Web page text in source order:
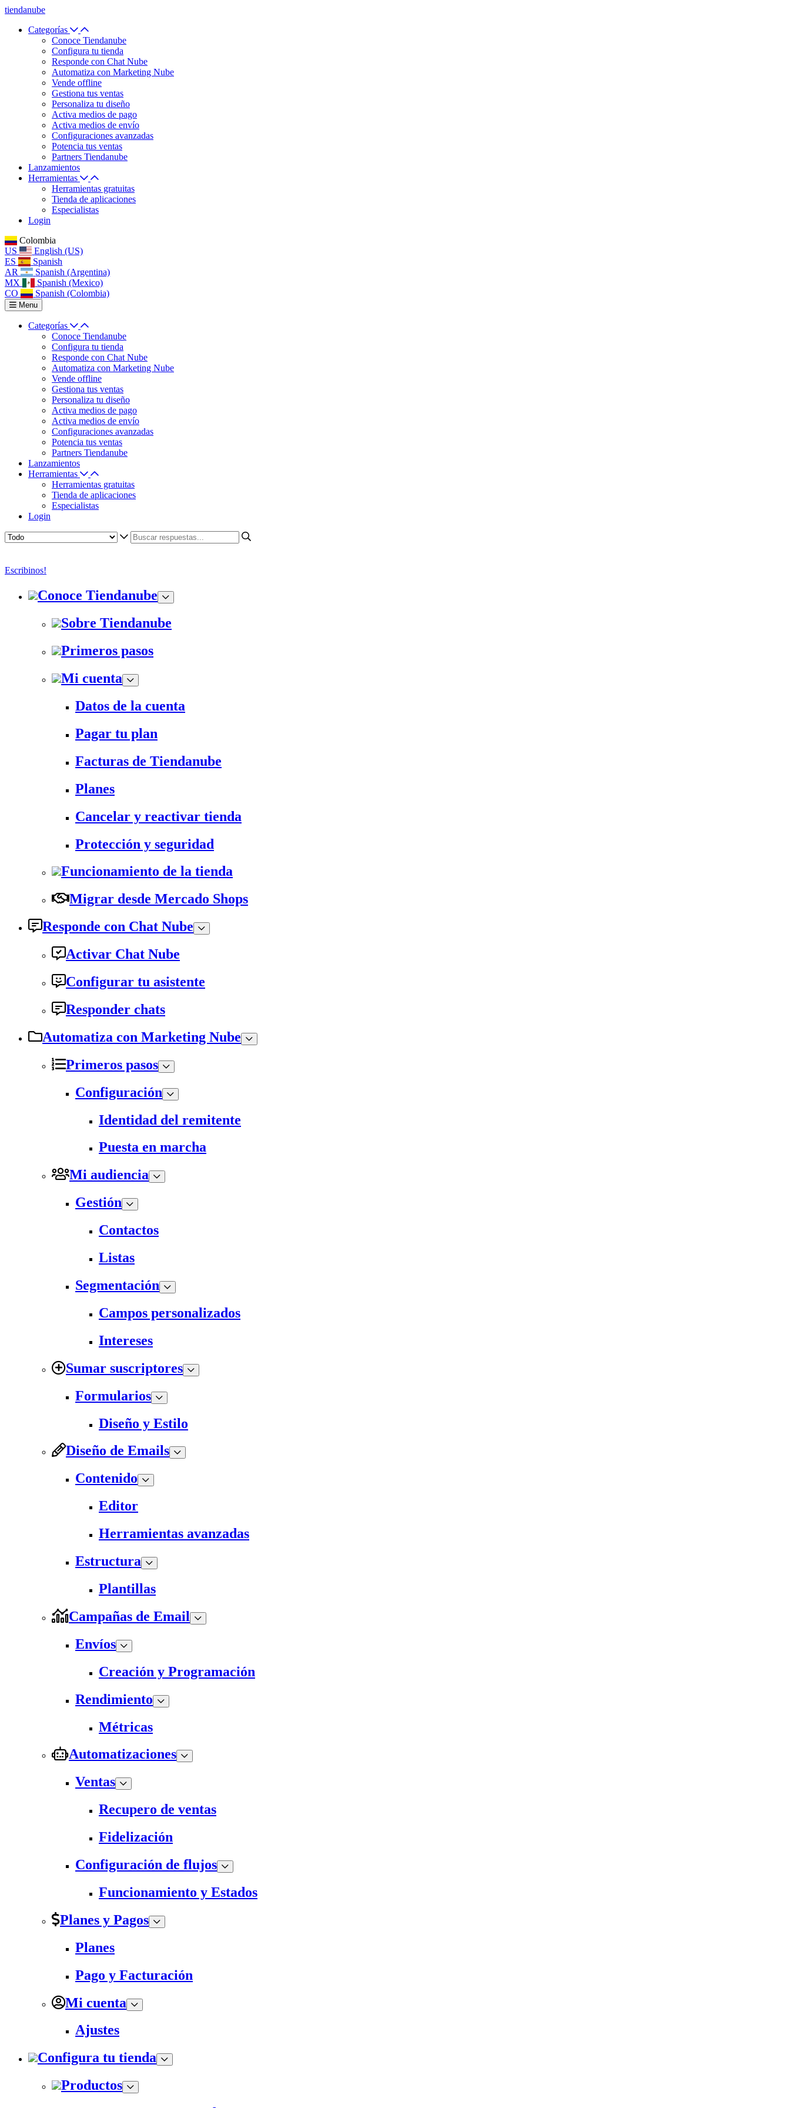
tiendanube
Categorías
Conoce Tiendanube
Configura tu tienda
Responde con Chat Nube
Automatiza con Marketing Nube
Vende offline
Gestiona tus ventas
Personaliza tu diseño
Activa medios de pago
Activa medios de envío
Configuraciones avanzadas
Potencia tus ventas
Partners Tiendanube
Lanzamientos
Herramientas
Herramientas gratuitas
Tienda de aplicaciones
Especialistas
Login
Colombia
US
English (US)
ES
Spanish
AR
Spanish (Argentina)
MX
Spanish (Mexico)
CO
Spanish (Colombia)
Menu
Categorías
Conoce Tiendanube
Configura tu tienda
Responde con Chat Nube
Automatiza con Marketing Nube
Vende offline
Gestiona tus ventas
Personaliza tu diseño
Activa medios de pago
Activa medios de envío
Configuraciones avanzadas
Potencia tus ventas
Partners Tiendanube
Lanzamientos
Herramientas
Herramientas gratuitas
Tienda de aplicaciones
Especialistas
Login
Escribinos!
Conoce Tiendanube
Sobre Tiendanube
Primeros pasos
Mi cuenta
Datos de la cuenta
Pagar tu plan
Facturas de Tiendanube
Planes
Cancelar y reactivar tienda
Protección y seguridad
Funcionamiento de la tienda
Migrar desde Mercado Shops
Responde con Chat Nube
Activar Chat Nube
Configurar tu asistente
Responder chats
Automatiza con Marketing Nube
Primeros pasos
Configuración
Identidad del remitente
Puesta en marcha
Mi audiencia
Gestión
Contactos
Listas
Segmentación
Campos personalizados
Intereses
Sumar suscriptores
Formularios
Diseño y Estilo
Diseño de Emails
Contenido
Editor
Herramientas avanzadas
Estructura
Plantillas
Campañas de Email
Envíos
Creación y Programación
Rendimiento
Métricas
Automatizaciones
Ventas
Recupero de ventas
Fidelización
Configuración de flujos
Funcionamiento y Estados
Planes y Pagos
Planes
Pago y Facturación
Mi cuenta
Ajustes
Configura tu tienda
Productos